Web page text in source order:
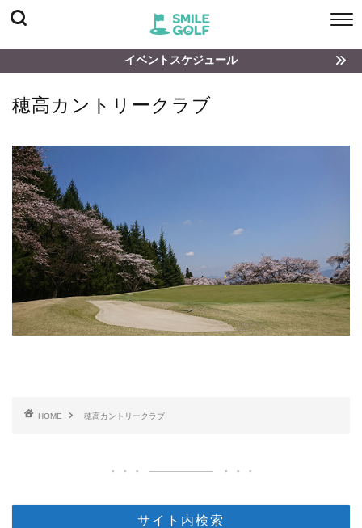
イベントスケジュール
穂高カントリークラブ
HOME 穂高カントリークラブ
サイト内検索